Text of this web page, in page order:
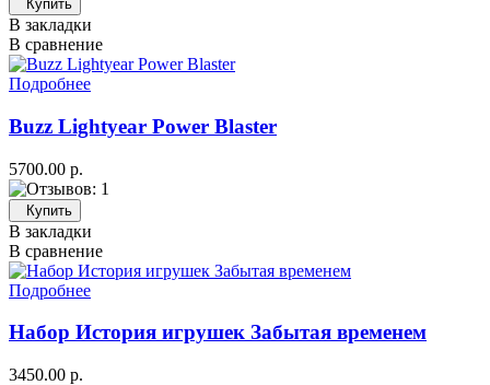
Купить
В закладки
В сравнение
Подробнее
Buzz Lightyear Power Blaster
5700.00 р.
Купить
В закладки
В сравнение
Подробнее
Набор История игрушек Забытая временем
3450.00 р.